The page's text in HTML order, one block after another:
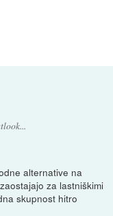
alternative na
za lastniškimi
skupnost hitro